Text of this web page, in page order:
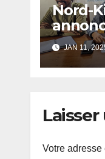
Nord-
JAN 11,
Votre